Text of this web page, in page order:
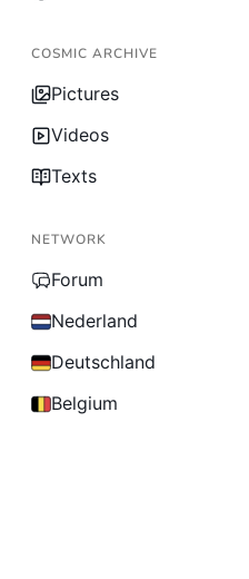
COSMIC ARCHIVE
Pictures
Videos
Texts
NETWORK
Forum
Nederland
Deutschland
Belgium